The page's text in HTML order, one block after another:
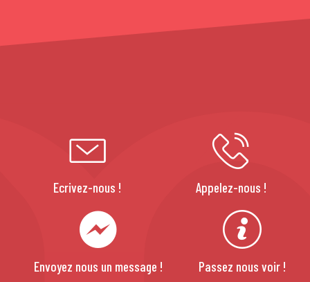
Ecrivez-nous ! Appelez-nous !
Envoyez nous un message ! Passez nous voir !